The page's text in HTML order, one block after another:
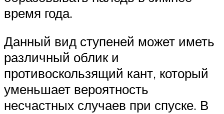
время года.
Данный вид ступеней может иметь
различный облик и
противоскользящий кант, который
уменьшает вероятность
несчастных случаев при спуске. В